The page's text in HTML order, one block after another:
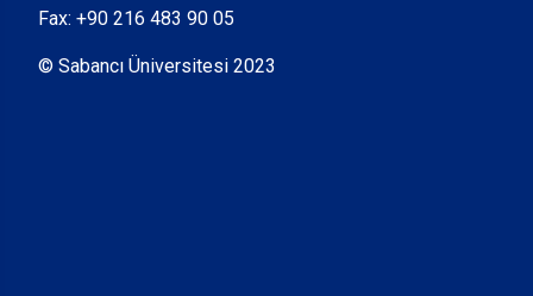
Fax: +90 216 483 90 05
© Sabancı Üniversitesi 2023